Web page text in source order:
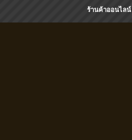
ร้านค้าออนไลน์